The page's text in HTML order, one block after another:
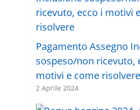
Pagamento Assegno
sospeso/non ricevuto,
motivi e come risolvere
2 Aprile 2024